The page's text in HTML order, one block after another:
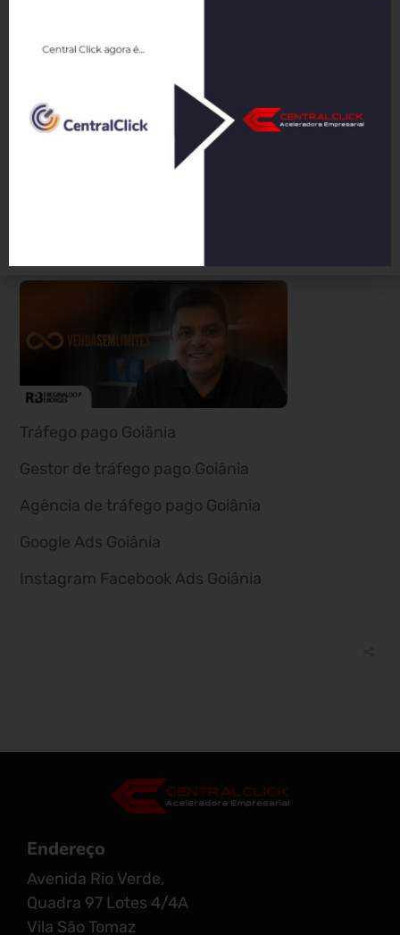
valor seja gasto.
Alcance potencial:Com um orçamento diário de
R$ 30,00, o anunciante pode potencialmente
alcançar até 50 pessoas por dia que estão
procurando por “porcelanato polido” em Goiânia.
Tráfego pago Goiânia
Gestor de tráfego pago Goiânia
Agência de tráfego pago Goiânia
Google Ads Goiânia
Instagram Facebook Ads Goiânia
Endereço
Avenida Rio Verde,
Quadra 97 Lotes 4/4A
Vila São Tomaz